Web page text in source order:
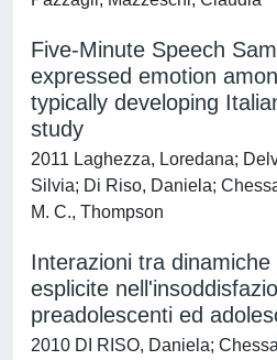
Five-Minute Speech
expressed emotion
typically developing
study
2011 Laghezza, Loredana;
Silvia; Di Riso, Daniela;
M. C., Thompson
Interazioni tra dinamiche
esplicite
preadolescenti ed
2010 DI RISO, Daniela;